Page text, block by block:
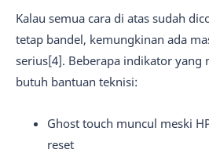
Kalau semua cara di atas sudah
tetap bandel, kemungkinan ada
serius[4]. Beberapa indikator yang
butuh bantuan teknisi:
Ghost touch muncul meski
reset